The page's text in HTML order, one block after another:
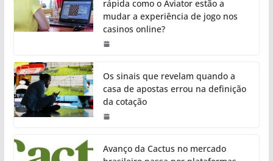
rápida como o Aviator estão a
mudar a experiência de jogo nos
casinos online?
Os sinais que revelam quando a
casa de apostas errou na definição
da cotação
Avanço da Cactus no mercado